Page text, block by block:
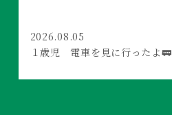
2026.08.05
１歳児 電車を見に行ったよ🚃